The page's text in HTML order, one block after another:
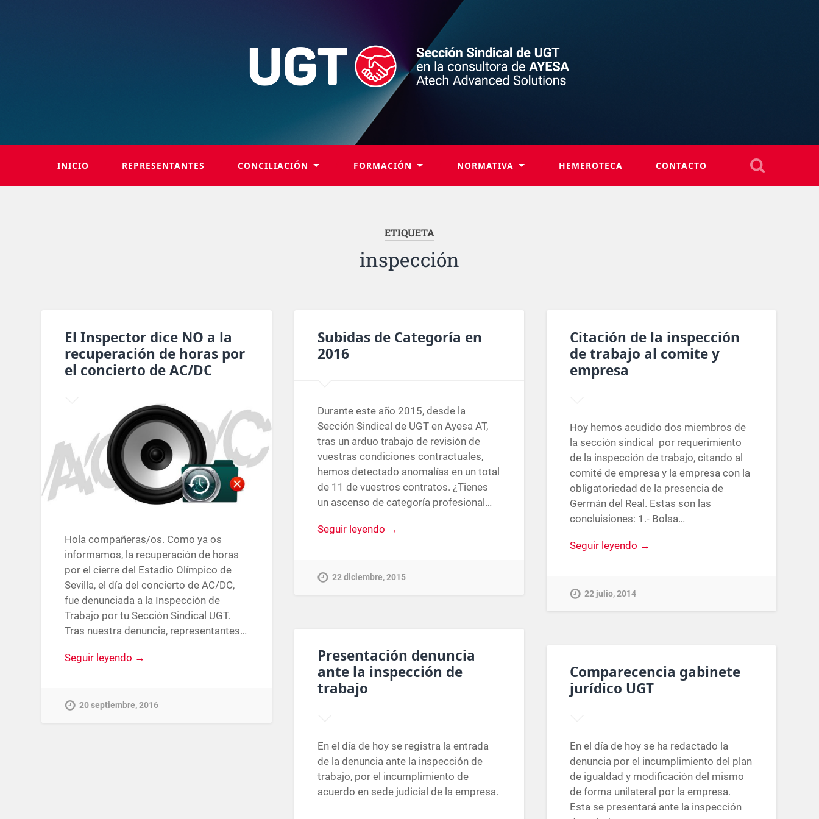
INICIO REPRESENTANTES CONCILIACIÓN FORMACIÓN NORMATIVA HEMEROTECA CONTACTO
ETIQUETA
inspección
El Inspector dice NO a la
recuperación de horas por
el concierto de AC/DC
Hola compañeras/os. Como ya os
informamos, la recuperación de horas
por el cierre del Estadio Olímpico de
Sevilla, el día del concierto de AC/DC,
fue denunciada a la Inspección de
Trabajo por tu Sección Sindical UGT.
Tras nuestra denuncia, representantes…
Seguir leyendo →
20 septiembre, 2016
Subidas de Categoría en
2016
Durante este año 2015, desde la
Sección Sindical de UGT en Ayesa AT,
tras un arduo trabajo de revisión de
vuestras condiciones contractuales,
hemos detectado anomalías en un total
de 11 de vuestros contratos. ¿Tienes
un ascenso de categoría profesional…
Seguir leyendo →
22 diciembre, 2015
Citación de la inspección
de trabajo al comite y
empresa
Hoy hemos acudido dos miembros de
la sección sindical por requerimiento
de la inspección de trabajo, citando al
comité de empresa y la empresa con la
obligatoriedad de la presencia de
Germán del Real. Estas son las
concluisiones: 1.- Bolsa…
Seguir leyendo →
22 julio, 2014
Presentación denuncia
ante la inspección de
trabajo
En el día de hoy se registra la entrada
de la denuncia ante la inspección de
trabajo, por el incumplimiento de
acuerdo en sede judicial de la empresa.
Comparecencia gabinete
jurídico UGT
En el día de hoy se ha redactado la
denuncia por el incumplimiento del plan
de igualdad y modificación del mismo
de forma unilateral por la empresa.
Esta se presentará ante la inspección